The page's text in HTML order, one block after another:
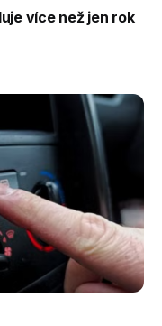
více než jen rok